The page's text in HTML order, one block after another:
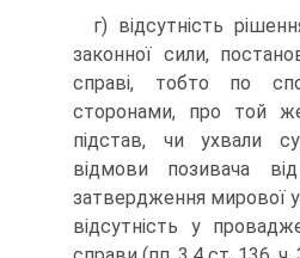
г) відсутність
законної сили,
справі, тобто по
сторонами, про той
підстав, чи ухвали
відмови позивача
затвердження мирової
відсутність у